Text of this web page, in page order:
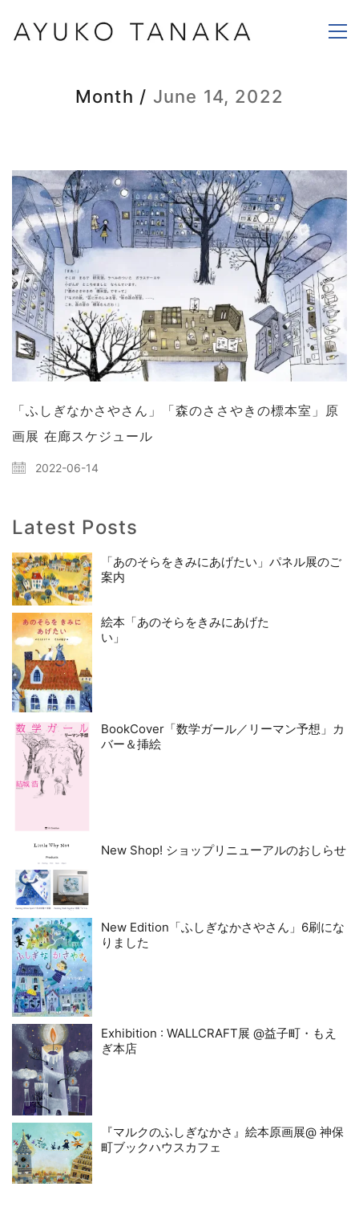
Month / June 14, 2022
「ふしぎなかさやさん」「森のささやきの標本室」原
画展 在廊スケジュール
2022-06-14
Latest Posts
「あのそらをきみにあげたい」パネル展のご
案内
絵本「あのそらをきみにあげた
い」
BookCover「数学ガール／リーマン予想」カ
バー＆挿絵
New Shop! ショップリニューアルのおしらせ
New Edition「ふしぎなかさやさん」6刷にな
りました
Exhibition : WALLCRAFT展 @益子町・もえ
ぎ本店
『マルクのふしぎなかさ』絵本原画展@ 神保
町ブックハウスカフェ